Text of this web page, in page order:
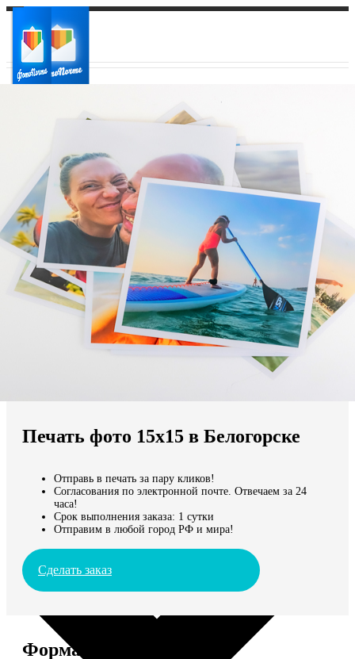
Ваш регион доставки
Выберите из списка:
Мы доставляем по всему миру
Продолжить без города
Печать фото 15х15 в Белогорске
Отправь в печать за пару кликов!
Согласования по электронной почте. Отвечаем за 24
часа!
Срок выполнения заказа: 1 сутки
Отправим в любой город РФ и мира!
Сделать заказ
Форматы и цены